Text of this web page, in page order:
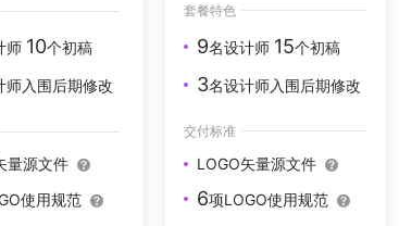
师 10个初稿
师入围后期修改
量源文件
使用规范
套餐特色
9名设计师 15个初稿
3名设计师入围后期修改
交付标准
LOGO矢量源文件
6项LOGO使用规范